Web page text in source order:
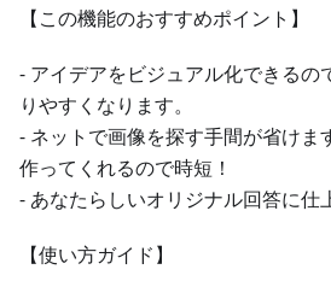
【この機能のおすすめポイント】
- アイデアをビジュアル化できるの
りやすくなります。
- ネットで画像を探す手間が省けま
作ってくれるので時短！
- あなたらしいオリジナル回答に仕
【使い方ガイド】